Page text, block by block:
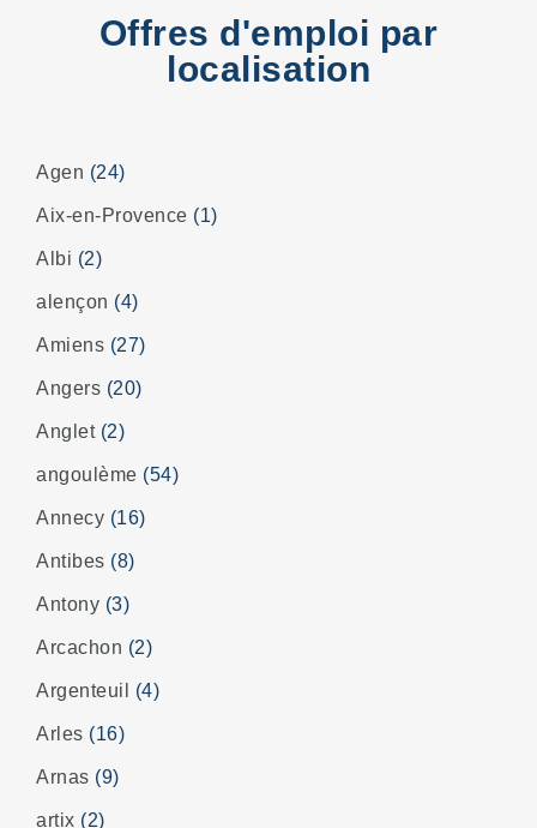
Offres d'emploi par
localisation
Agen (24)
Aix-en-Provence (1)
Albi (2)
alençon (4)
Amiens (27)
Angers (20)
Anglet (2)
angoulème (54)
Annecy (16)
Antibes (8)
Antony (3)
Arcachon (2)
Argenteuil (4)
Arles (16)
Arnas (9)
artix (2)